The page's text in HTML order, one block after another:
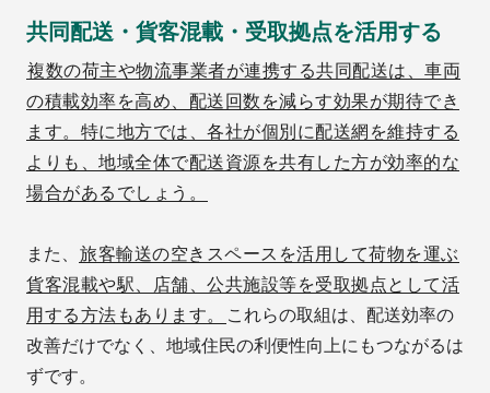
共同配送・貨客混載・受取拠点を活用する
複数の荷主や物流事業者が連携する共同配送は、車両
の積載効率を高め、配送回数を減らす効果が期待でき
ます。特に地方では、各社が個別に配送網を維持する
よりも、地域全体で配送資源を共有した方が効率的な
場合があるでしょう。
また、 旅客輸送の空きスペースを活用して荷物を運ぶ
貨客混載や駅、店舗、公共施設等を受取拠点として活
用する方法もあります。
これらの取組は、配送効率の
改善だけでなく、地域住民の利便性向上にもつながるは
ずです。